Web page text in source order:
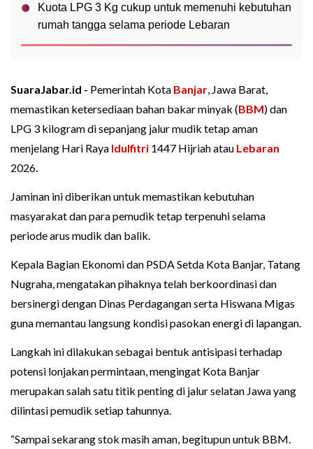
Kuota LPG 3 Kg cukup untuk memenuhi kebutuhan
rumah tangga selama periode Lebaran
SuaraJabar.id - Pemerintah Kota Banjar, Jawa Barat,
memastikan ketersediaan bahan bakar minyak (BBM) dan
LPG 3 kilogram di sepanjang jalur mudik tetap aman
menjelang Hari Raya Idulfitri 1447 Hijriah atau Lebaran
2026.
Jaminan ini diberikan untuk memastikan kebutuhan
masyarakat dan para pemudik tetap terpenuhi selama
periode arus mudik dan balik.
Kepala Bagian Ekonomi dan PSDA Setda Kota Banjar, Tatang
Nugraha, mengatakan pihaknya telah berkoordinasi dan
bersinergi dengan Dinas Perdagangan serta Hiswana Migas
guna memantau langsung kondisi pasokan energi di lapangan.
Langkah ini dilakukan sebagai bentuk antisipasi terhadap
potensi lonjakan permintaan, mengingat Kota Banjar
merupakan salah satu titik penting di jalur selatan Jawa yang
dilintasi pemudik setiap tahunnya.
“Sampai sekarang stok masih aman, begitupun untuk BBM.